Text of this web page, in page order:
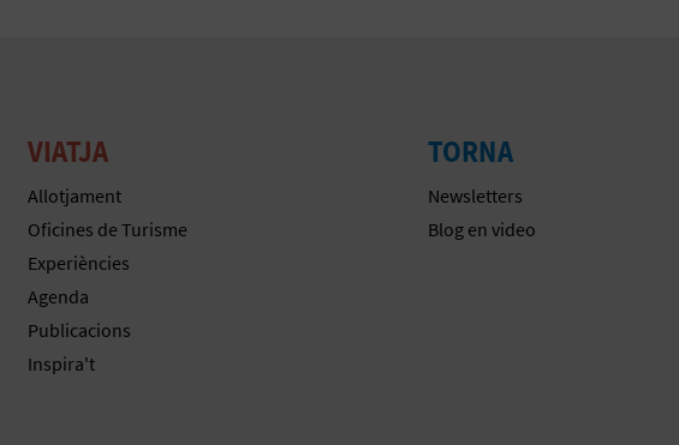
VIATJA
Allotjament
Oficines de Turisme
Experiències
Agenda
Publicacions
Inspira't
TORNA
Newsletters
Blog en video